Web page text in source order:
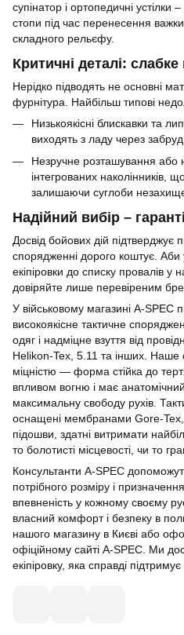
супінатор і ортопедичні устілки
стопи під час перенесення
складного рельєфу.
Критичні деталі: слабке
Нерідко підводять не основні
фурнітура. Найбільш типові
Низькоякісні блискавки та
виходять з ладу через
Незручне розташування або
інтегрованих наколінників,
залишаючи суглоби
Надійний вибір –
Досвід бойових дій підтверджує
спорядженні дорого коштує.
екіпіровки до списку провалів у
довіряйте лише перевіреним
У військовому магазині A-SPEC
високоякісне тактичне
одяг і надміцне взуття від
Helikon-Tex, 5.11 та інших. Наше
міцністю — форма стійка до
впливом вогню і має
максимальну свободу рухів.
оснащені мембранами Gore-Tex,
підошви, здатні витримати
то болотисті місцевості, чи то
Консультанти A-SPEC
потрібного розміру і
впевненість у кожному своєму
власний комфорт і безпеку в
нашого магазину в Києві або
офіційному сайті A-SPEC. Ми
екіпіровку, яка справді